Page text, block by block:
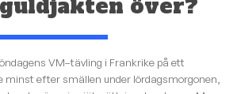
guldjakten över?
VM–tävling i Frankrike på ett
minst efter smällen under lördagsmorgonen,